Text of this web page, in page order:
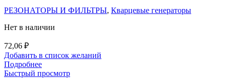
РЕЗОНАТОРЫ И ФИЛЬТРЫ, Кварцевые генераторы
Нет в наличии
72,06 ₽
Добавить в список желаний
Подробнее
Быстрый просмотр